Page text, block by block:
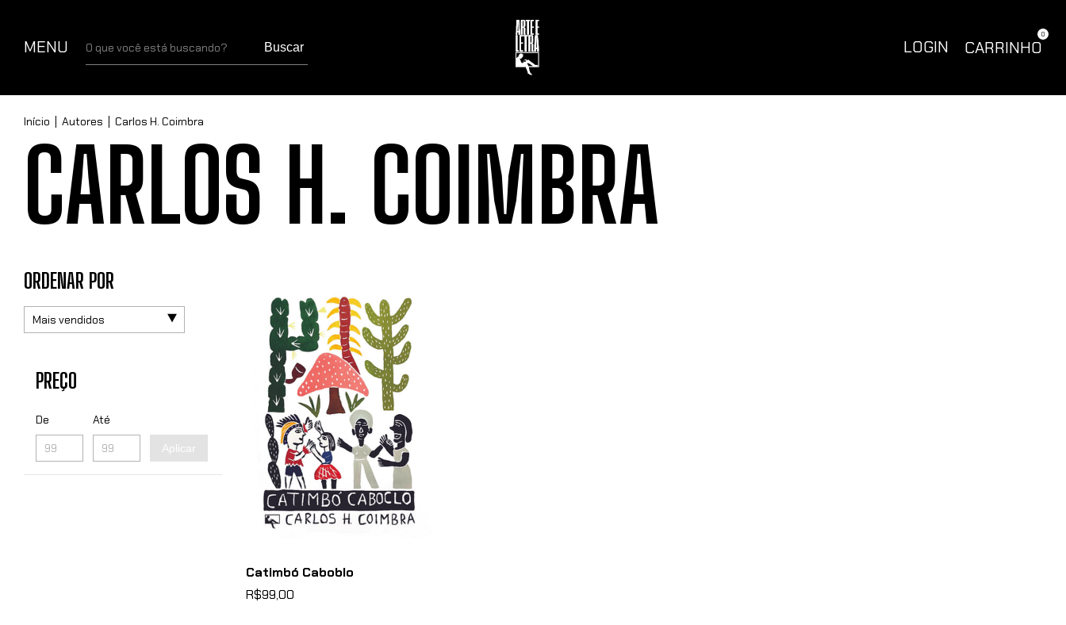
MENU Buscar LOGIN CARRINHO
0
Início Autores Carlos H. Coimbra
CARLOS H. COIMBRA
ORDENAR POR
PREÇO
De Até
Aplicar
Catimbó Caboblo
R$99,00